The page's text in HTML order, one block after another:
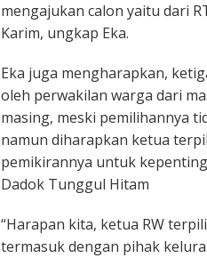
mengajukan calon yaitu dari
Karim, ungkap Eka.
Eka juga mengharapkan,
oleh perwakilan warga dari
masing, meski pemilihannya
namun diharapkan ketua
pemikirannya untuk
Dadok Tunggul Hitam
“Harapan kita, ketua RW
termasuk dengan pihak